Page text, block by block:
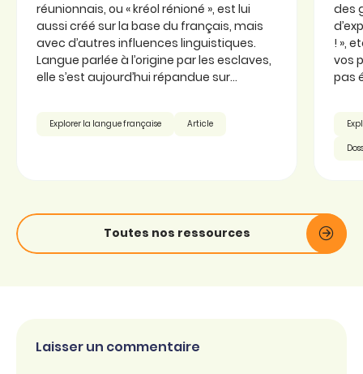
réunionnais, ou « kréol rénioné », est lui
aussi créé sur la base du français, mais
avec d’autres influences linguistiques.
Langue parlée à l’origine par les esclaves,
elle s’est aujourd’hui répandue sur...
Explorer la langue française Article
des
! »,
vos
pas
Toutes nos ressources
Laisser un commentaire